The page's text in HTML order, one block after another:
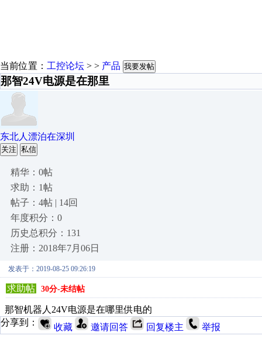
当前位置： 工控论坛 > > 产品 我要发帖
那智24V电源是在那里
东北人漂泊在深圳
关注 私信
精华：0帖
求助：1帖
帖子：4帖 | 14回
年度积分：0
历史总积分：131
注册：2018年7月06日
发表于：2019-08-25 09:26:19
求助帖 30分-未结帖
那智机器人24V电源是在哪里供电的
分享到：
收藏 邀请回答 回复楼主 举报